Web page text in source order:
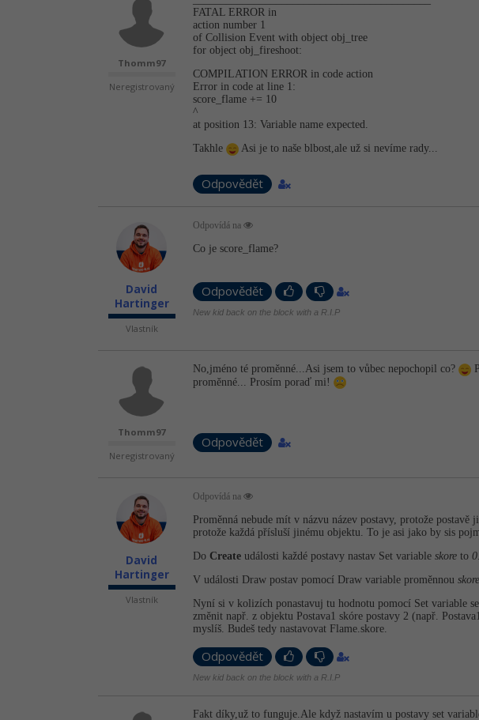
Thomm97
Neregistrovaný
FATAL ERROR in
action number 1
of Collision Event with object obj_tree
for object obj_fireshoot:
COMPILATION ERROR in code action
Error in code at line 1:
score_flame += 10
^
at position 13: Variable name expected.
Takhle
Asi je to naše blbost,ale už si nevíme rady...
Odpovědět
David
Hartinger
Vlastník
Odpovídá na
Co je score_flame?
Odpovědět
New kid back on the block with a R.I.P
Thomm97
Neregistrovaný
No,jméno té proměnné...Asi jsem to vůbec nepochopil co?
proměnné... Prosím poraď mi!
Odpovědět
David
Hartinger
Vlastník
Odpovídá na
Proměnná nebude mít v názvu název postavy, protože
protože každá přísluší jinému objektu. To je asi jako by sis
Do Create události každé postavy nastav Set variable skore to 0
V události Draw postav pomocí Draw variable proměnnou skore
Nyní si v kolizích ponastavuj tu hodnotu pomocí Set variable
změnit např. z objektu Postava1 skóre postavy 2 (např.
myslíš. Budeš tedy nastavovat Flame.skore.
Odpovědět
New kid back on the block with a R.I.P
Fakt díky,už to funguje.Ale když nastavím u postavy set